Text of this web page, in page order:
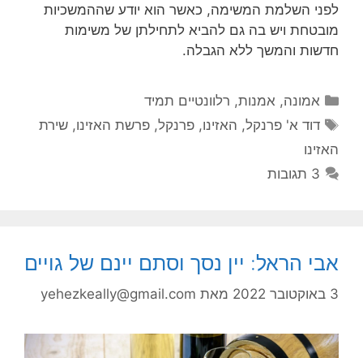
לפני השלמת המשימה, כאשר הוא יודע שההמשכיות
מובטחת ויש בה גם להביא לתחילתן של משימות
חדשות והמשך ללא הגבלה.
קטגוריות
אמונה, אמנות, רלוונטיים תמיד
תגיות
דוד א' פרנקל, האזינו,פרנקל,פרשת האזינו,שירת
האזינו
3 תגובות
אבי הראל: יין נסך וסתם יינם של גויים
3 באוקטובר 2022 מאת yehezkeally@gmail.com